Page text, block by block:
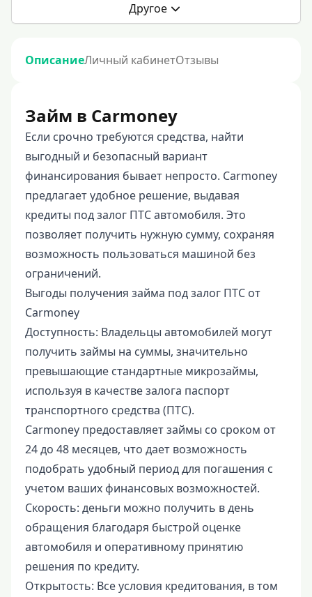
Другое
ОписаниеЛичный кабинетОтзывы
Займ в Carmoney
Если срочно требуются средства, найти
выгодный и безопасный вариант
финансирования бывает непросто. Carmoney
предлагает удобное решение, выдавая
кредиты под залог ПТС автомобиля. Это
позволяет получить нужную сумму, сохраняя
возможность пользоваться машиной без
ограничений.
Выгоды получения займа под залог ПТС от
Carmoney
Доступность: Владельцы автомобилей могут
получить займы на суммы, значительно
превышающие стандартные микрозаймы,
используя в качестве залога паспорт
транспортного средства (ПТС).
Carmoney предоставляет займы со сроком от
24 до 48 месяцев, что дает возможность
подобрать удобный период для погашения с
учетом ваших финансовых возможностей.
Скорость: деньги можно получить в день
обращения благодаря быстрой оценке
автомобиля и оперативному принятию
решения по кредиту.
Открытость: Все условия кредитования, в том